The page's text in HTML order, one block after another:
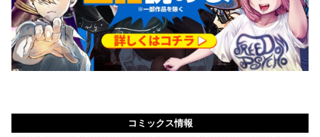
コミックス情報